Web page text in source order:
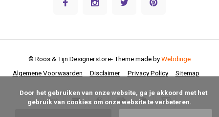
Algemene Voorwaarden Disclaimer Privacy Policy Sitemap
© Roos & Tijn Designerstore- Theme made byWebdinge
gebruik van cookies om onze website te verbeteren.